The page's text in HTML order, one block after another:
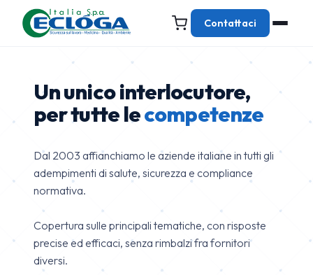
Contattaci
Un unico interlocutore,
per tutte lecompetenze
Dal 2003 affianchiamo le aziende italiane in tutti gli
adempimenti di salute, sicurezza e compliance
normativa.
Copertura sulle principali tematiche, con risposte
precise ed efficaci, senza rimbalzi fra fornitori
diversi.